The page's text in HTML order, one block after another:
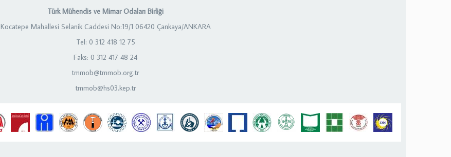
Türk Mühendis ve Mimar Odaları Birliği
Kocatepe Mahallesi Selanik Caddesi No:19/1 06420 Çankaya/ANKARA
Tel: 0 312 418 12 75
Faks: 0 312 417 48 24
tmmob@tmmob.org.tr
tmmob@hs03.kep.tr